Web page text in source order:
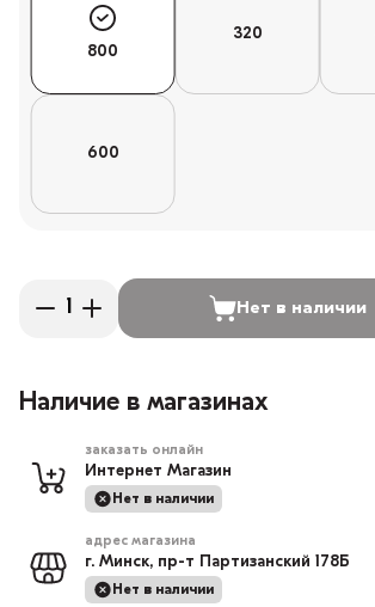
800
320
600
Нет в наличии
Наличие в магазинах
заказать онлайн
Интернет Магазин
Нет в наличии
адрес магазина
г. Минск, пр-т Партизанский 178Б
Нет в наличии